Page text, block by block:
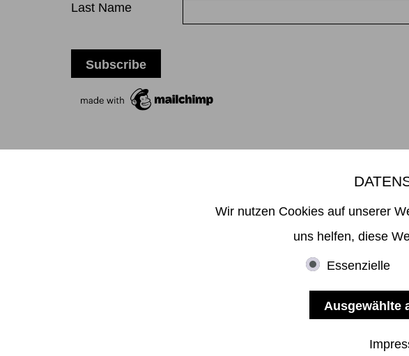
Last Name
Mikiko Sato
T +49 40 32901980 ı
ImpressumıAGBı
Wir nutzen Cookies auf unserer
uns helfen, diese
Essenzielle